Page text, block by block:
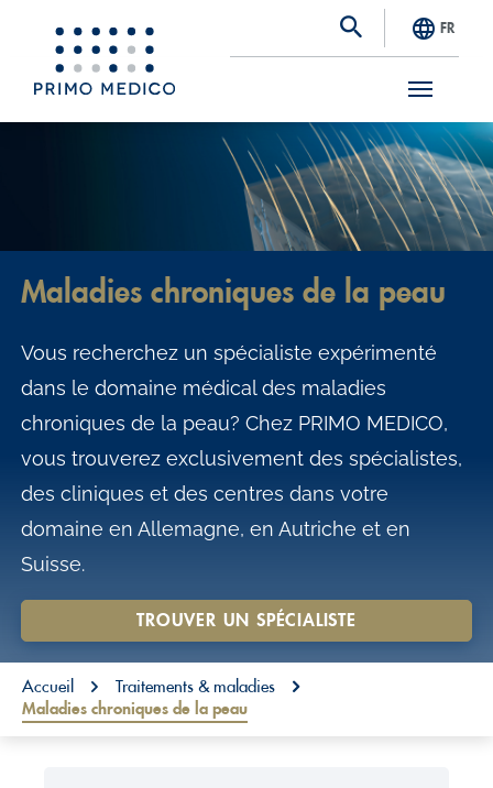
S
FR
Maladies chroniques de la peau
Vous recherchez un spécialiste expérimenté
dans le domaine médical des maladies
chroniques de la peau? Chez PRIMO MEDICO,
vous trouverez exclusivement des spécialistes,
des cliniques et des centres dans votre
domaine en Allemagne, en Autriche et en
Suisse.
TROUVER UN SPÉCIALISTE
You are here:
Accueil
Traitements & maladies
Maladies chroniques de la peau